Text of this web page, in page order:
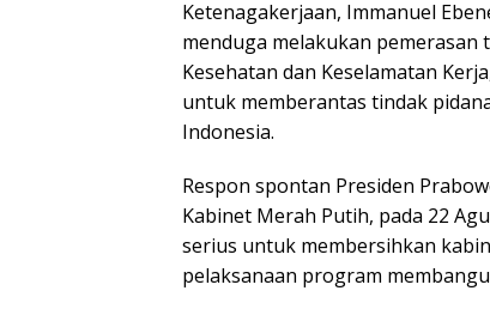
Ketenagakerjaan, Immanuel
menduga melakukan
Kesehatan dan Keselamatan
untuk memberantas tindak
Indonesia.
Respon spontan Presiden
Kabinet Merah Putih, pada 22
serius untuk membersihkan
pelaksanaan program